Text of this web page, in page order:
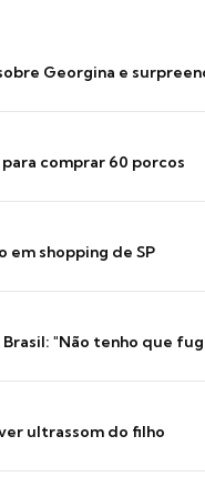
Georgina e
comprar 60 porcos
shopping de SP
"Não tenho que
ultrassom do filho